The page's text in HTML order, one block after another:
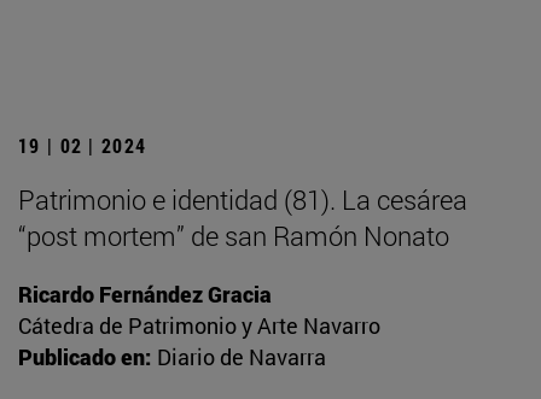
19 | 02 | 2024
Patrimonio e identidad (81). La cesárea
“post mortem” de san Ramón Nonato
Ricardo Fernández Gracia
Cátedra de Patrimonio y Arte Navarro
Publicado en: Diario de Navarra